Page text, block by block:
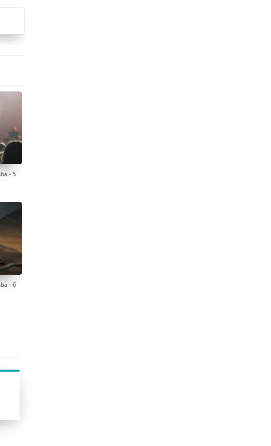
- 5
- 6